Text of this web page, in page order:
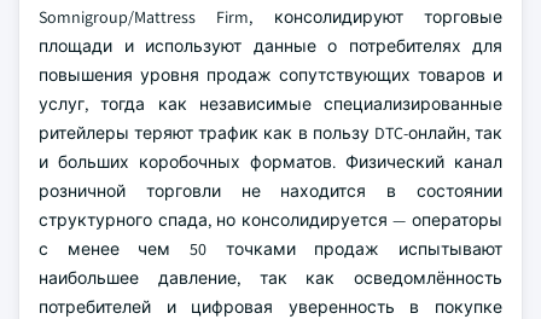
Somnigroup/Mattress Firm, консолидируют торговые
площади и используют данные о потребителях для
повышения уровня продаж сопутствующих товаров и
услуг, тогда как независимые специализированные
ритейлеры теряют трафик как в пользу DTC-онлайн, так
и больших коробочных форматов. Физический канал
розничной торговли не находится в состоянии
структурного спада, но консолидируется — операторы
с менее чем 50 точками продаж испытывают
наибольшее давление, так как осведомлённость
потребителей и цифровая уверенность в покупке